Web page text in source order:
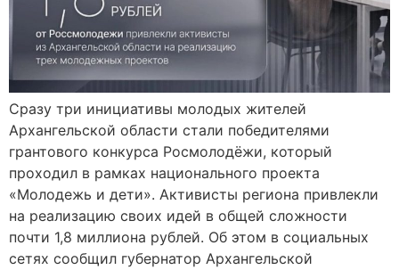
Сразу три инициативы молодых жителей
Архангельской области стали победителями
грантового конкурса Росмолодёжи, который
проходил в рамках национального проекта
«Молодежь и дети». Активисты региона привлекли
на реализацию своих идей в общей сложности
почти 1,8 миллиона рублей. Об этом в социальных
сетях сообщил губернатор Архангельской